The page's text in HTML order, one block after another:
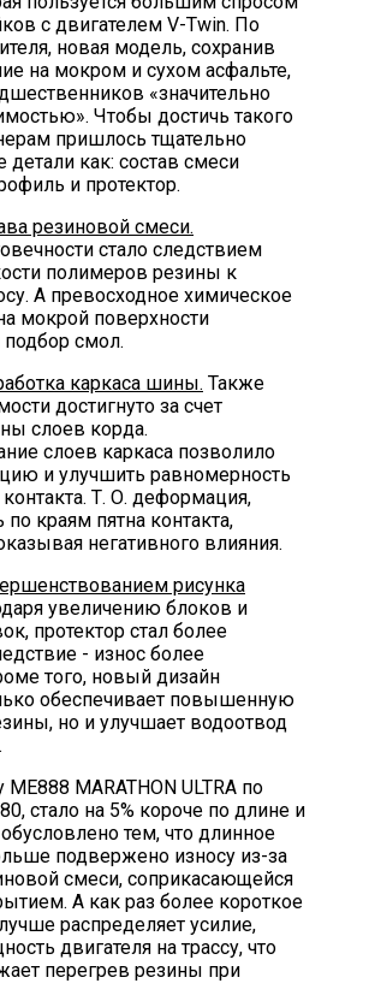
с двигателем V-Twin. По
новая модель, сохранив
на мокром и сухом асфальте,
«значительно
Чтобы достичь такого
пришлось тщательно
детали как: состав смеси
и протектор.
резиновой смеси.
стало следствием
полимеров резины к
А превосходное химическое
мокрой поверхности
смол.
каркаса шины. Также
достигнуто за счет
слоев корда.
слоев каркаса позволило
и улучшить равномерность
Т. О. деформация,
по краям пятна контакта,
негативного влияния.
рисунка
увеличению блоков и
протектор стал более
- износ более
того, новый дизайн
обеспечивает повышенную
но и улучшает водоотвод
ME888 MARATHON ULTRA по
стало на 5% короче по длине и
тем, что длинное
подвержено износу из-за
смеси, соприкасающейся
А как раз более короткое
распределяет усилие,
двигателя на трассу, что
перегрев резины при